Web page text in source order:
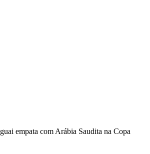
empata com Arábia Saudita na Copa